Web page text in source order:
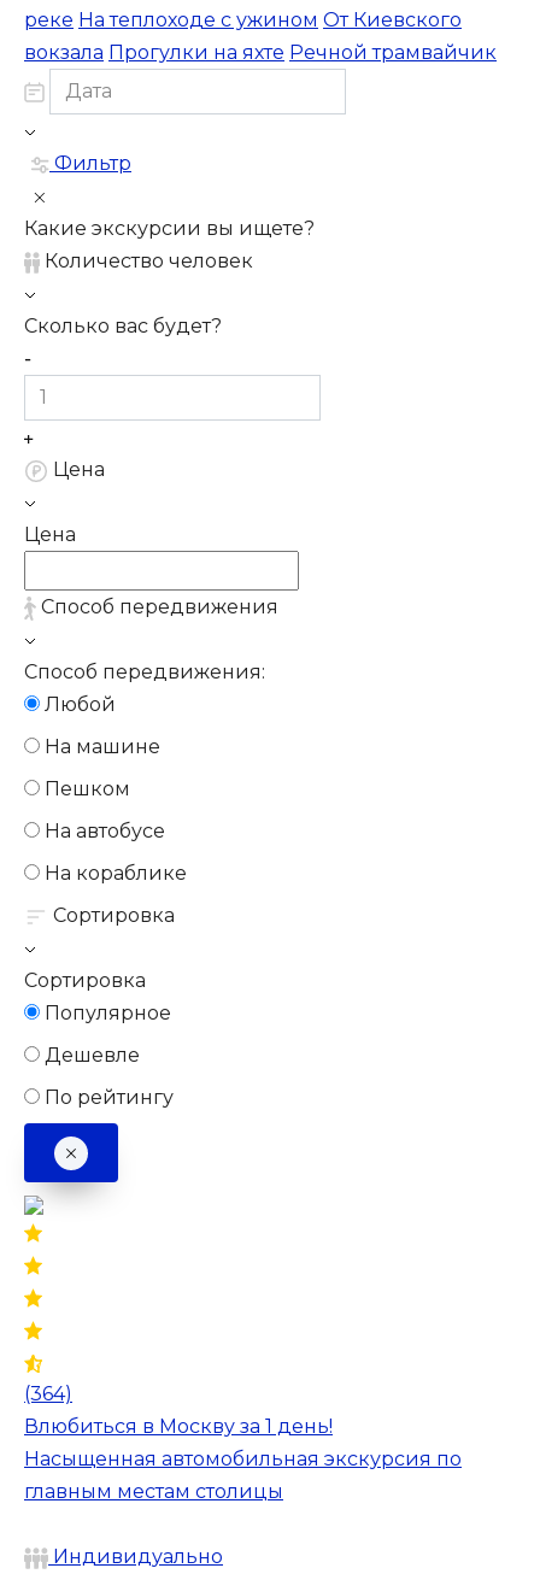
реке На теплоходе с ужином От Киевского
вокзала Прогулки на яхте Речной трамвайчик
Фильтр
Какие экскурсии вы ищете?
Количество человек
Сколько вас будет?
Цена
Цена
Способ передвижения
Способ передвижения:
Любой
На машине
Пешком
На автобусе
На кораблике
Сортировка
Сортировка
Популярное
Дешевле
По рейтингу
(364)
Влюбиться в Москву за 1 день!
Насыщенная автомобильная экскурсия по
главным местам столицы
Индивидуально